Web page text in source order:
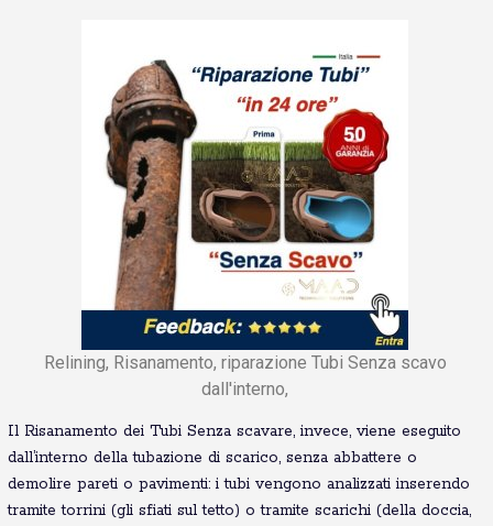
Relining, Risanamento, riparazione Tubi Senza scavo
dall'interno,
Il Risanamento dei Tubi Senza scavare, invece, viene eseguito
dall’interno della tubazione di scarico, senza abbattere o
demolire pareti o pavimenti: i tubi vengono analizzati inserendo
tramite torrini (gli sfiati sul tetto) o tramite scarichi (della doccia,